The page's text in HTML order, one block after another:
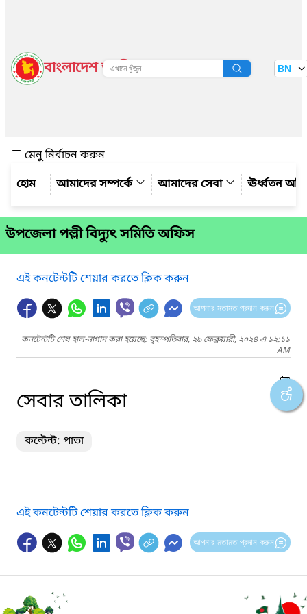
বাংলাদেশ জাতীয় তথ্য বাতায়ন BN
মেনু নির্বাচন করুন
আমাদের সম্পর্কে
আমাদের সেবা ঊর্ধ্বতন
উপজেলা পল্লী বিদ্যুৎ সমিতি অফিস
এই কনটেন্টটি শেয়ার করতে ক্লিক করুন
আপনার মতামত প্রদান করুন
কনটেন্টটি শেষ হাল-নাগাদ করা হয়েছে: বৃহস্পতিবার, ২৯ ফেব্রুয়ারী, ২০২৪ এ ১২:১১
AM
সেবার তালিকা
কন্টেন্ট: পাতা
এই কনটেন্টটি শেয়ার করতে ক্লিক করুন
আপনার মতামত প্রদান করুন